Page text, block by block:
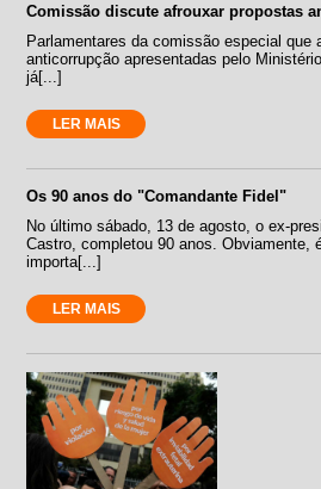
Comissão discute afrouxar propostas
Parlamentares da comissão especial que
anticorrupção apresentadas pelo
já[...]
LER MAIS
Os 90 anos do "Comandante Fidel"
No último sábado, 13 de agosto, o ex-
Castro, completou 90 anos. Obviamente,
importa[...]
LER MAIS